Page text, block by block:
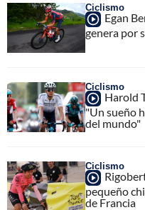
Ciclismo
Egan
genera por
Ciclismo
Harold
"Un sueño
del mundo"
Ciclismo
pequeño
de Francia